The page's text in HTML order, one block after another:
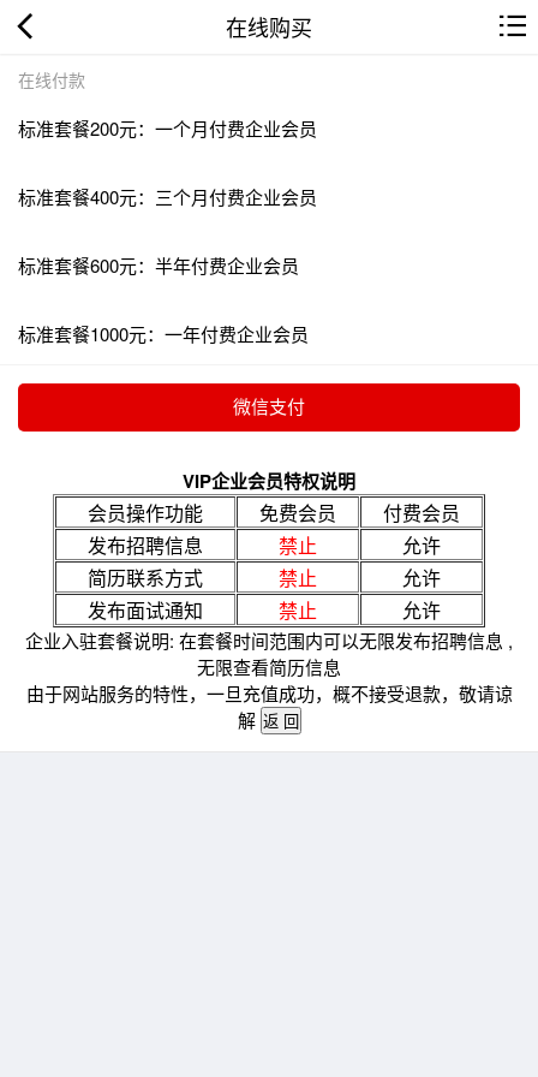
在线购买
在线付款
标准套餐200元：一个月付费企业会员
标准套餐400元：三个月付费企业会员
标准套餐600元：半年付费企业会员
标准套餐1000元：一年付费企业会员
VIP企业会员特权说明
会员操作功能 免费会员
付费会员
发布招聘信息
禁止
允许
简历联系方式
禁止
允许
发布面试通知
禁止 允许
企业入驻套餐说明: 在套餐时间范围内可以无限发布招聘信息 ,
无限查看简历信息
由于网站服务的特性，一旦充值成功，概不接受退款，敬请谅
解